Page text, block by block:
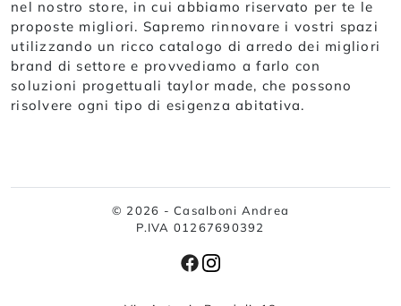
nel nostro store, in cui abbiamo riservato per te le
proposte migliori. Sapremo rinnovare i vostri spazi
utilizzando un ricco catalogo di arredo dei migliori
brand di settore e provvediamo a farlo con
soluzioni progettuali taylor made, che possono
risolvere ogni tipo di esigenza abitativa.
© 2026 - Casalboni Andrea
P.IVA 01267690392